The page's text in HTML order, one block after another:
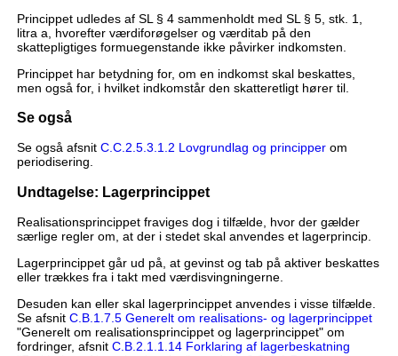
Princippet udledes af SL § 4 sammenholdt med SL § 5, stk. 1,
litra a, hvorefter værdiforøgelser og værditab på den
skattepligtiges formuegenstande ikke påvirker indkomsten.
Princippet har betydning for, om en indkomst skal beskattes,
men også for, i hvilket indkomstår den skatteretligt hører til.
Se også
Se også afsnit C.C.2.5.3.1.2 Lovgrundlag og principperom
periodisering.
Undtagelse: Lagerprincippet
Realisationsprincippet fraviges dog i tilfælde, hvor der gælder
særlige regler om, at der i stedet skal anvendes et lagerprincip.
Lagerprincippet går ud på, at gevinst og tab på aktiver beskattes
eller trækkes fra i takt med værdisvingningerne.
Desuden kan eller skal lagerprincippet anvendes i visse tilfælde.
Se afsnit C.B.1.7.5 Generelt om realisations- og lagerprincippet
"Generelt om realisationsprincippet og lagerprincippet" om
fordringer, afsnit C.B.2.1.1.14 Forklaring af lagerbeskatning